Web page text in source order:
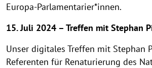
Europa-Parlamentarier*innen.
15. Juli 2024 – Treffen mit Stephan
Unser digitales Treffen mit Stephan
Referenten für Renaturierung des